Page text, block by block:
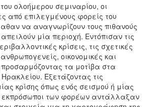
ολοήμερου σεμιναρίου, οι
από επιλεγμένους φορείς του
να αναγνωρίζουν τους πιθανούς
μία περιοχή. Εντόπισαν τις
κρίσεις, τις σχετικές
οικονομικές και
προσαρμόζοντας τα μοτίβα στα
Εξετάζοντας τις
κρίσης όπως ενός σεισμού ή μίας
εκπρόσωποι των φορέων αντάλλαξαν